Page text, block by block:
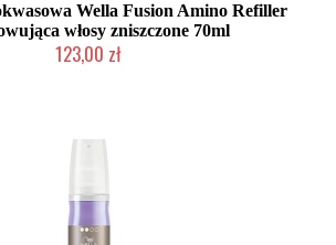
Wella Fusion Amino Refiller
włosy zniszczone 70ml
123,00 zł